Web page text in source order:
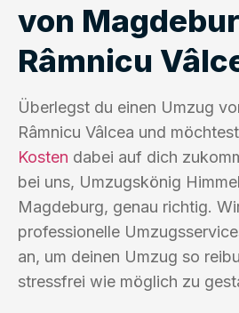
von
Râmnicu
Überlegst du einen Umzug
Râmnicu Vâlcea und
Kosten dabei auf dich
bei uns, Umzugskönig
Magdeburg, genau richtig.
professionelle
an, um deinen Umzug so
stressfrei wie möglich zu